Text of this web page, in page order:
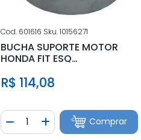
Cod.601616 Sku.10156271
BUCHA SUPORTE MOTOR
HONDA FIT ESQ
R$ 114,08
Diminuir Quantidade
Quantidade
Adicionar Quantidade
Comprar